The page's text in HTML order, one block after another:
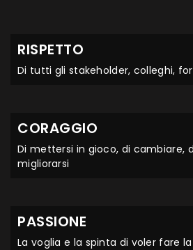
RISPETTO
Di tutti gli stakeholder, ​colleghi,
CORAGGIO
Di mettersi in gioco, di cambiare,
migliorarsi​
PASSIONE
La voglia e la spinta di voler fare